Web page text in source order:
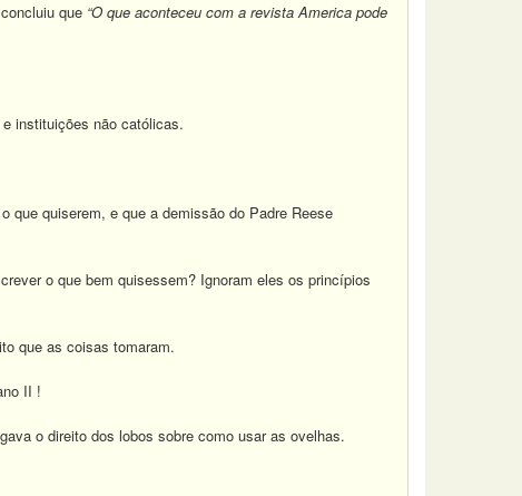
que “O que aconteceu com a revista America pode
instituições não católicas.
que quiserem, e que a demissão do Padre Reese
o que bem quisessem? Ignoram eles os princípios
que as coisas tomaram.
II !
o direito dos lobos sobre como usar as ovelhas.